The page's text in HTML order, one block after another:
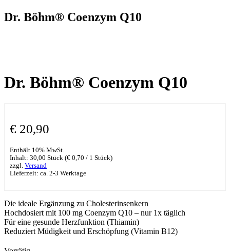
Dr. Böhm® Coenzym Q10
Dr. Böhm® Coenzym Q10
€ 20,90
Enthält 10% MwSt.
Inhalt: 30,00 Stück (€ 0,70 / 1 Stück)
zzgl. Versand
Lieferzeit: ca. 2-3 Werktage
Die ideale Ergänzung zu Cholesterinsenkern
Hochdosiert mit 100 mg Coenzym Q10 – nur 1x täglich
Für eine gesunde Herzfunktion (Thiamin)
Reduziert Müdigkeit und Erschöpfung (Vitamin B12)